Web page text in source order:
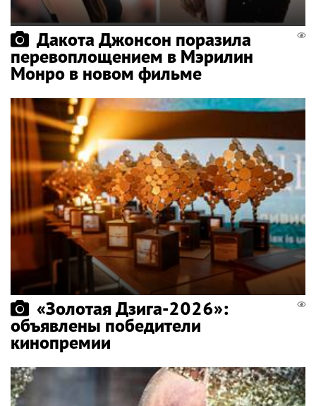
Дакота Джонсон поразила
перевоплощением в Мэрилин
Монро в новом фильме
«Золотая Дзига-2026»:
объявлены победители
кинопремии